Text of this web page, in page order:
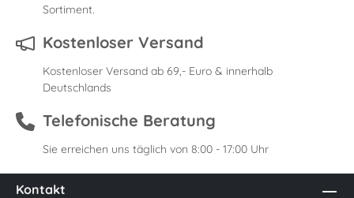
Sortiment.
Kostenloser Versand
Kostenloser Versand ab 69,- Euro & innerhalb
Deutschlands
Telefonische Beratung
Sie erreichen uns täglich von 8:00 - 17:00 Uhr
Kontakt